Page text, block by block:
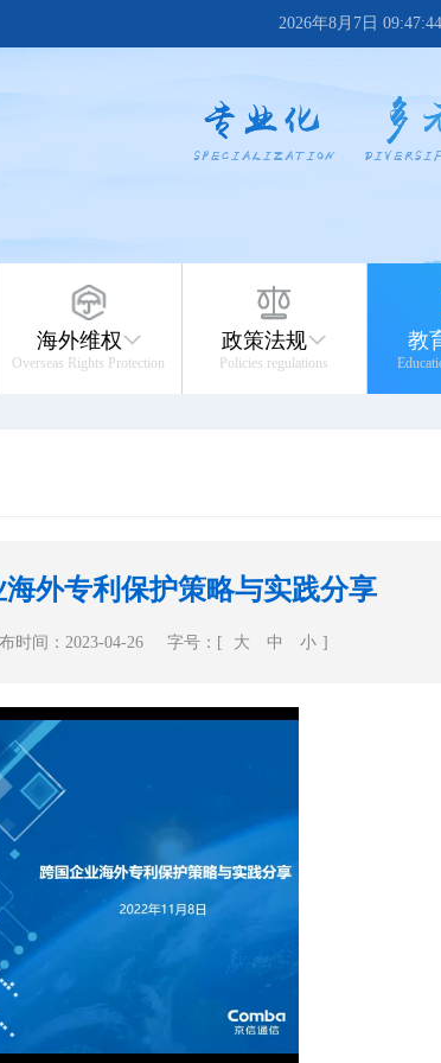
2026年8月7日 09:47:44
海外维权
Overseas Rights Protection
政策法规
Policies regulations
教
外专利保护策略与实践分享
时间：2023-04-26 字号：[ 大 中 小 ]